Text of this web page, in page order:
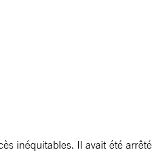
inéquitables. Il avait été arrêté